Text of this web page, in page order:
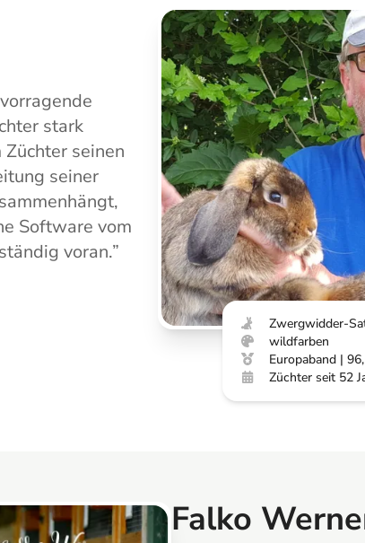
Zwergwidder-
wildfarben
Europaband |
Züchter seit 52
stark
seinen
seiner
Software vom
voran.”
Falko